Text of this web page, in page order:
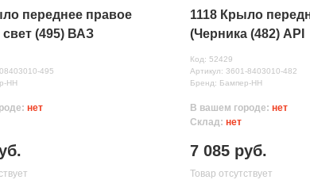
переднее правое
(495) ВАЗ
495
НН
нет
1118 Крыло
(Черника (482) API
Код: 52429
Артикул: 3601-8403010-482
Бренд: Бампер-НН
В вашем городе: нет
Склад: нет
7 085 руб.
Товар отсутствует